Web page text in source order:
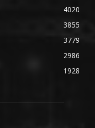
4020
3855
3779
2986
1928